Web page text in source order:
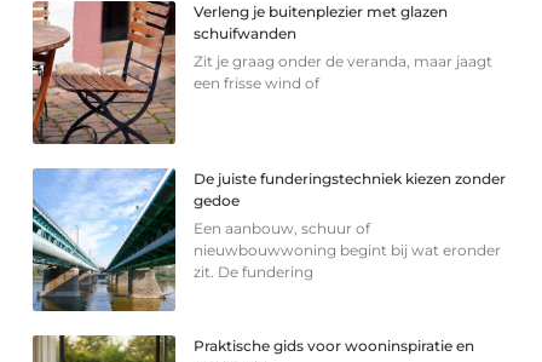
Verleng je buitenplezier met glazen
schuifwanden
Zit je graag onder de veranda, maar jaagt
een frisse wind of
De juiste funderingstechniek kiezen zonder
gedoe
Een aanbouw, schuur of
nieuwbouwwoning begint bij wat eronder
zit. De fundering
Praktische gids voor wooninspiratie en